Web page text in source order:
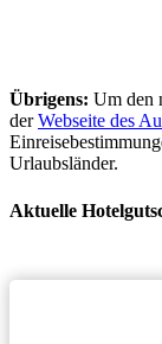
Übrigens: Um den
derWebseite des
Urlaubsländer.
Aktuelle